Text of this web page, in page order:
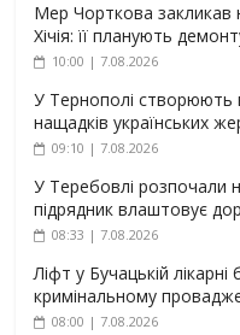
Мер Чорткова закликав
Хічія: її планують
10:00 | 7.08.2026
У Тернополі створюють
нащадків українських
09:10 | 7.08.2026
У Теребовлі розпочали
підрядник влаштовує
08:33 | 7.08.2026
Ліфт у Бучацькій
кримінальному
08:00 | 7.08.2026